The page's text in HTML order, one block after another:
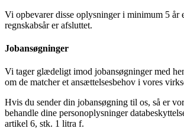
Vi opbevarer disse oplysninger i minimum 5 år
regnskabsår er afsluttet.
Jobansøgninger
Vi tager glædeligt imod jobansøgninger med
om de matcher et ansættelsesbehov i vores
Hvis du sender din jobansøgning til os, så er
behandle dine personoplysninger
artikel 6, stk. 1 litra f.